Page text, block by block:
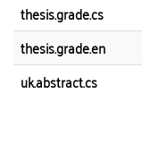
thesis.grade.cs
thesis.grade.en
uk.abstract.cs